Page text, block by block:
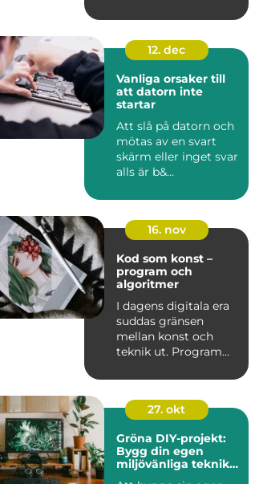
samtidig...
12. dec
Vanliga orsaker till
att datorn inte
startar
Att slå på datorn och
mötas av en svart
skärm eller inget svar
alls är b&...
16. nov
Kod som konst –
program och
algoritmer
I dagens digitala era
suddas gränsen
mellan konst och
teknik ut. Program
ska...
27. okt
Gröna DIY-projekt:
Bygg din egen
miljövänliga teknik